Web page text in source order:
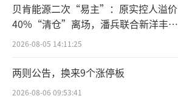
贝肯能源二次“易主”：原实控人溢价
40%“清仓”离场，潘兵联合新洋丰、
宏科百世拟入主
2026-08-05 14:11:25
两则公告，换来9个涨停板
2026-08-06 09:53:41